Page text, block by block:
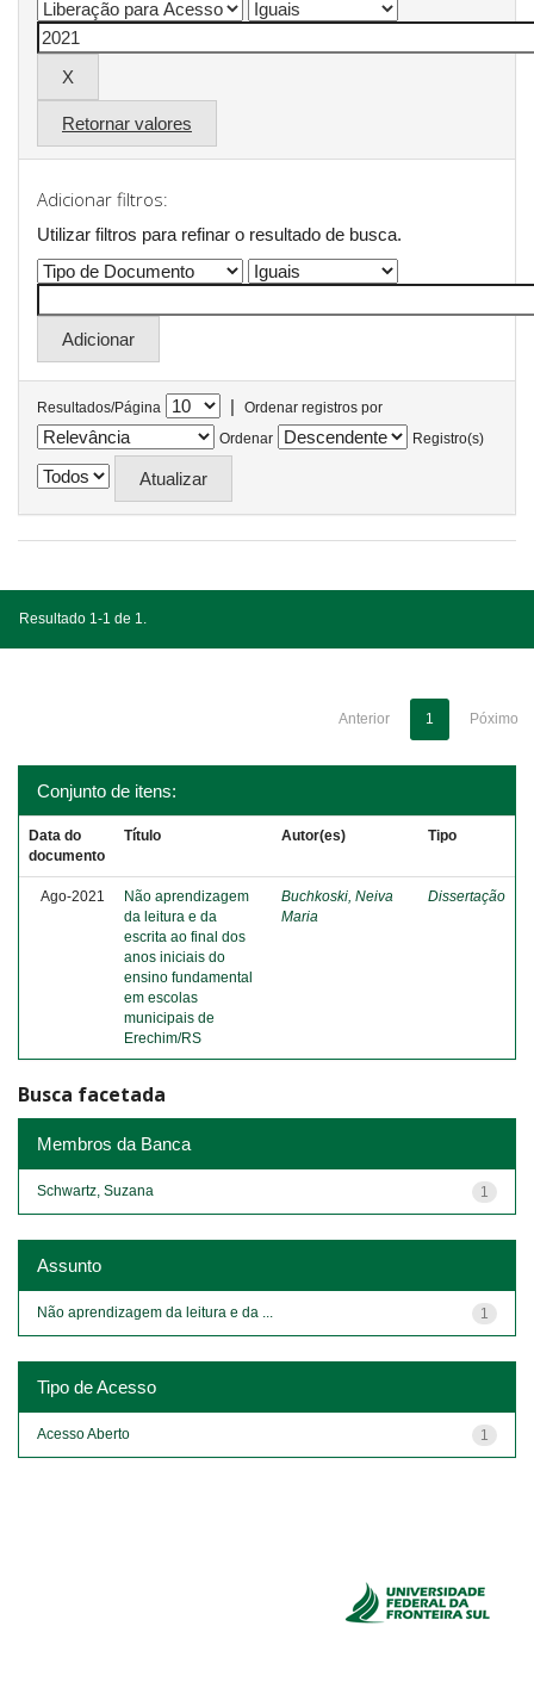
Retornar valores
Adicionar filtros:
Utilizar filtros para refinar o resultado de busca.
Resultados/Página |
Ordenar registros por
Ordenar
Registro(s)
Resultado 1-1 de 1.
Anterior 1 Póximo
Conjunto de itens:
Data do
documento
Título Autor(es) Tipo
Ago-2021
Não aprendizagem
da leitura e da
escrita ao final dos
anos iniciais do
ensino fundamental
em escolas
municipais de
Erechim/RS
Buchkoski, Neiva
Maria
Dissertação
Busca facetada
Membros da Banca
1
Schwartz, Suzana
Assunto
1
Não aprendizagem da leitura e da ...
Tipo de Acesso
1
Acesso Aberto